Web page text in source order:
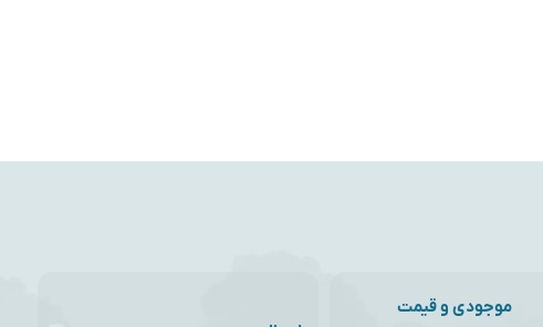
موجودی و قیمت